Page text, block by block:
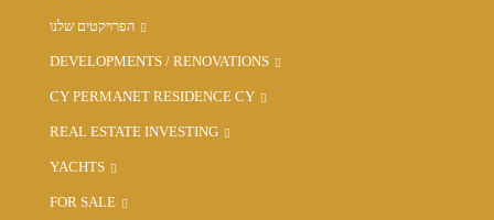
הפרויקטים שלנו
DEVELOPMENTS / RENOVATIONS
CY PERMANET RESIDENCE CY
REAL ESTATE INVESTING
YACHTS
FOR SALE